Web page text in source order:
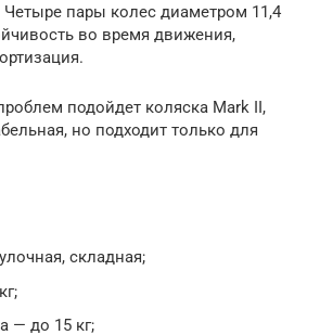
пары колес диаметром 11,4
во время движения,
подойдет коляска Mark II,
но подходит только для
складная;
— до 15 кг;